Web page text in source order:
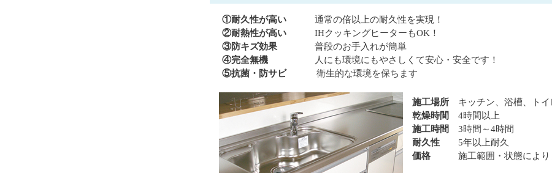
①耐久性が高い 通常の倍以上の耐久性を実現！
②耐熱性が高い
IHクッキングヒーターもOK！
③防キズ効果 普段のお手入れが簡単
④完全無機
人にも環境にもやさしくて安心・安全です！
⑤抗菌・防サビ 衛生的な環境を保ちます
施工場所
キッチン、浴槽、ト
乾燥時間
4時間以上
施工時間
3時間～4時間
耐久性
5年以上耐久
価格
施工範囲・状態により